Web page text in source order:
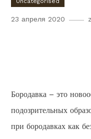
23 апреля 2020
Бородавка – это
подозрительных
при бородавках как